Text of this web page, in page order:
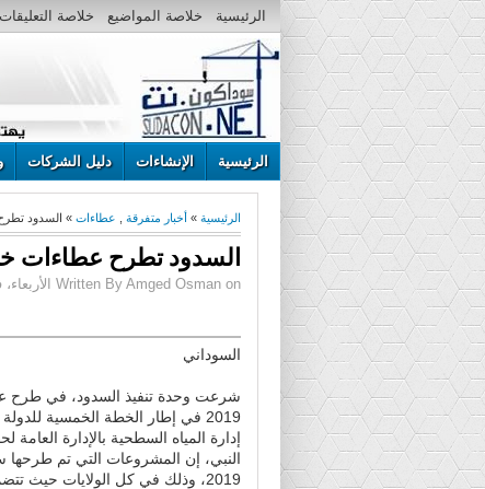
الرئيسية خلاصة المواضيع خلاصة التعليقات
الرئيسية الإنشاءات دليل الشركات
الرئيسية » أخبار متفرقة عطاءات » السدود
السدود تطرح عطاءات
Written By Amged Osman on الأربعاء، فبراير 06، 2019 | 8:37 ص
السوداني
شرعت وحدة تنفيذ السدود، في طرح
2019 في إطار الخطة الخمسية
إدارة المياه السطحية بالإدارة العامة
النبي، إن المشروعات التي تم طرحها
2019، وذلك في كل الولايات حيث